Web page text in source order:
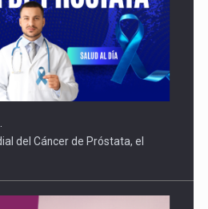
del Cáncer de Próstata, el